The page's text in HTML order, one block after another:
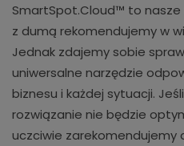
SmartSpot.Cloud™ to
z dumą rekomendujemy w
Jednak zdajemy sobie
uniwersalne narzędzie
biznesu i każdej sytuacji.
rozwiązanie nie będzie
uczciwie